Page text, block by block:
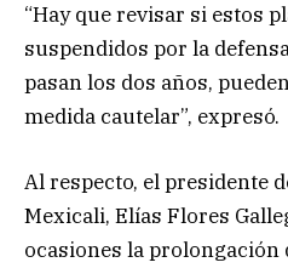
“Hay que revisar si estos
suspendidos por la
pasan los dos años,
medida cautelar”, expresó.
Al respecto, el presidente
Mexicali, Elías Flores
ocasiones la